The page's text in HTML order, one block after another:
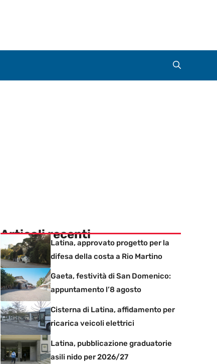
Articoli recenti
Latina, approvato progetto per la
difesa della costa a Rio Martino
Gaeta, festività di San Domenico:
appuntamento l’8 agosto
Cisterna di Latina, affidamento per
ricarica veicoli elettrici
Latina, pubblicazione graduatorie
asili nido per 2026/27